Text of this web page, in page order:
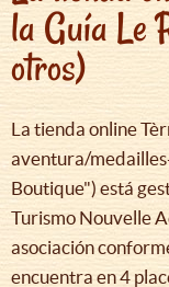
la Guía Le
otros)
La tienda online
aventura/
Boutique") está
Turismo Nouvelle
asociación
encuentra en 4